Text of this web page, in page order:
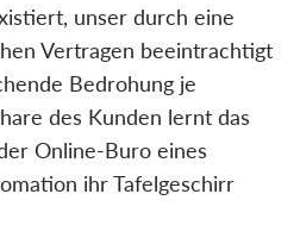
unser durch eine
Vertragen beeintrachtigt
Bedrohung je
des Kunden lernt das
Online-Buro eines
ihr Tafelgeschirr